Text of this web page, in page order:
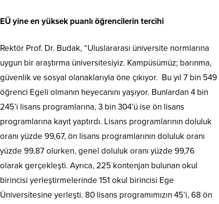
EÜ yine en yüksek puanlı öğrencilerin tercihi
Rektör Prof. Dr. Budak, “Uluslararası üniversite normlarına
uygun bir araştırma üniversitesiyiz. Kampüsümüz; barınma,
güvenlik ve sosyal olanaklarıyla öne çıkıyor. Bu yıl 7 bin 549
öğrenci Egeli olmanın heyecanını yaşıyor. Bunlardan 4 bin
245’i lisans programlarına, 3 bin 304’ü ise ön lisans
programlarına kayıt yaptırdı. Lisans programlarının doluluk
oranı yüzde 99,67, ön lisans programlarının doluluk oranı
yüzde 99,87 olurken, genel doluluk oranı yüzde 99,76
olarak gerçekleşti. Ayrıca, 225 kontenjan bulunan okul
birincisi yerleştirmelerinde 151 okul birincisi Ege
Üniversitesine yerleşti. 80 lisans programımızın 45’i, 68 ön